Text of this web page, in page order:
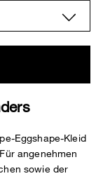
Eggshape-Kleid
angenehmen
sowie der